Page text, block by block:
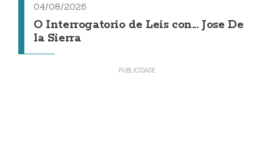
04/08/2026
O Interrogatorio de Leis con... Jose De
la Sierra